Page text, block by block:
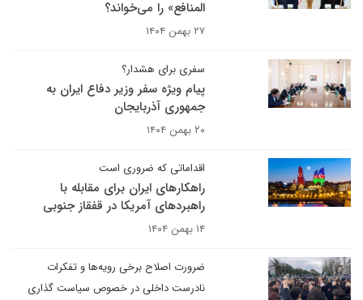
المنافع» را می‌خواند؟
۲۷ بهمن ۱۴۰۴
سفری برای هشدار؟
پیام ویژه سفر وزیر دفاع ایران به
جمهوری آذربایجان
۲۰ بهمن ۱۴۰۴
اقداماتی که ضروری است
راهکارهای ایران برای مقابله با
راهبردهای آمریکا در قفقاز جنوبی
۱۴ بهمن ۱۴۰۴
ضرورت اصلاح برخی رویه‌ها و تفکرات
نادرست داخلی در خصوص سیاست گذاری